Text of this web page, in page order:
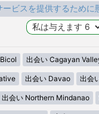
ービスを提供するため
出会い Cagayan
出会い Davao 出会
出会い Northern Mindanao